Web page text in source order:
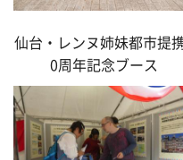
仙台・レンヌ姉妹都市提
0周年記念ブース